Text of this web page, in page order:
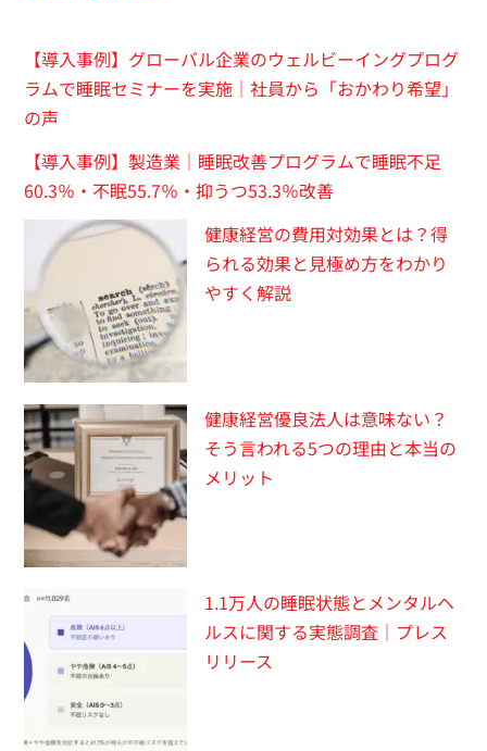
【導入事例】グローバル企業のウェルビーイングプログ
ラムで睡眠セミナーを実施｜社員から「おかわり希望」
の声
【導入事例】製造業｜睡眠改善プログラムで睡眠不足
60.3％・不眠55.7％・抑うつ53.3％改善
健康経営の費用対効果とは？得
られる効果と見極め方をわかり
やすく解説
健康経営優良法人は意味ない？
そう言われる5つの理由と本当の
メリット
1.1万人の睡眠状態とメンタルヘ
ルスに関する実態調査｜プレス
リリース